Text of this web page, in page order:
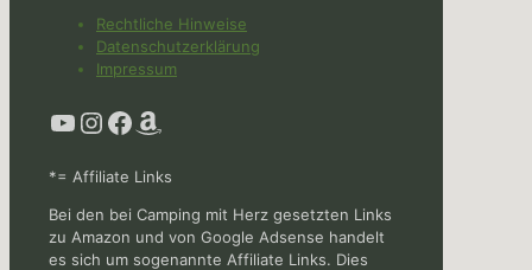
Rechtliche Hinweise
Datenschutzerklärung
Impressum
YouTube
Instagram
Facebook
Amazon
*= Affiliate Links
Bei den bei Camping mit Herz gesetzten Links
zu Amazon und von Google Adsense handelt
es sich um sogenannte Affiliate Links. Dies